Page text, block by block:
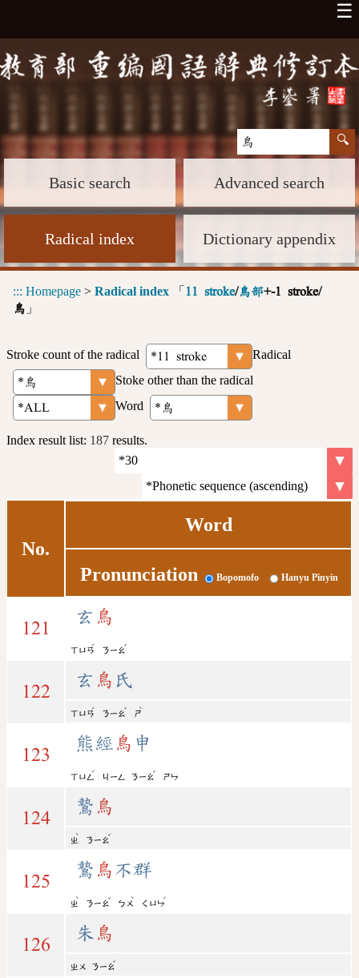
☰
Basic search Advanced search
Radical index Dictionary appendix
::: Homepage > Radical index 「 11 stroke/鳥部+-1 stroke/
鳥 」
Stroke count of the radical
Radical
Stoke other than the radical
Word
Index result list: 187 results.
No.
Word
Pronunciation Bopomofo Hanyu Pinyin
121
玄 鳥
ㄒㄩㄢ
ˊ
ㄋㄧㄠ
ˇ
122
玄 鳥 氏
ㄒㄩㄢ
ˊ
ㄋㄧㄠ
ˇ
ㄕ
ˋ
123
熊經 鳥 申
ㄒㄩㄥ
ˊ
ㄐㄧㄥ ㄋㄧㄠ
ˇ
ㄕㄣ
124
鷙 鳥
ㄓ
ˋ
ㄋㄧㄠ
ˇ
125
鷙 鳥 不群
ㄓ
ˋ
ㄋㄧㄠ
ˇ
ㄅㄨ
ˋ
ㄑㄩㄣ
ˊ
126
朱 鳥
ㄓㄨ ㄋㄧㄠ
ˇ